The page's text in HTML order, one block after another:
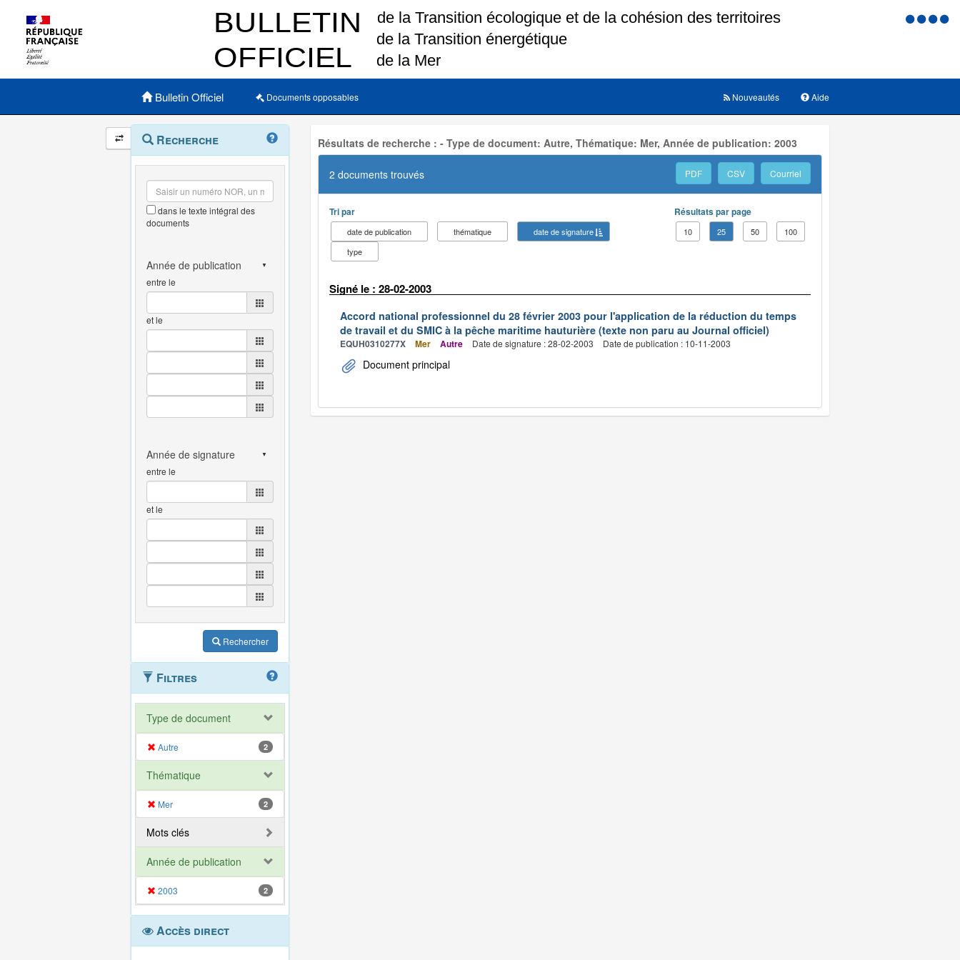
Menu
Menu principal
Bulletin Officiel Documents opposables Aide
Nouveautés
Navigation
et
outils
annexes
Menu
contextuel
Recherche
dans le texte intégral des
documents
entre le
et le
entre le
et le
Rechercher
Filtres
Type de document
Autre 2
Thématique
Mer 2
Mots clés
Année de publication
2003 2
Accès direct
Résultats de recherche : - Type de document: Autre, Thématique: Mer, Année de publication: 2003
2 documents trouvés PDF CSV Courriel
Tri par
date de publication thématique
date de signature
type
Résultats par page
10 25 50 100
Signé le : 28-02-2003
Accord national professionnel du 28 février 2003 pour l'application de la réduction du temps
de travail et du SMIC à la pêche maritime hauturière (texte non paru au Journal officiel)
EQUH0310277X Mer Autre Date de signature : 28-02-2003 Date de publication : 10-11-2003
Document principal